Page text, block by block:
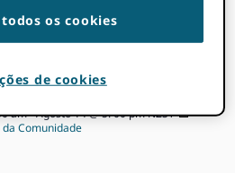
e
de
da Comunidade
am-Agosto 14 @ 5: 00 pmNZST
Comunidade
os cookies
de cookies